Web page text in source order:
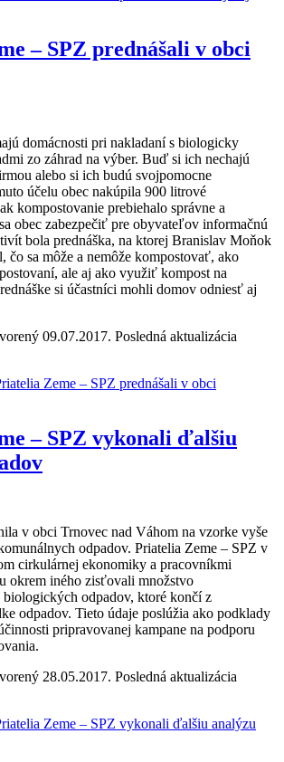
– SPZ prednášali v obci
domácnosti pri nakladaní s biologicky
zo záhrad na výber. Buď si ich nechajú
alebo si ich budú svojpomocne
účelu obec nakúpila 900 litrové
kompostovanie prebiehalo správne a
obec zabezpečiť pre obyvateľov informačnú
bola prednáška, na ktorej Branislav Moňok
čo sa môže a nemôže kompostovať, ako
ale aj ako využiť kompost na
si účastníci mohli domov odniesť aj
09.07.2017. Posledná aktualizácia
Zeme – SPZ prednášali v obci
– SPZ vykonali ďalšiu
v obci Trnovec nad Váhom na vzorke vyše
odpadov. Priatelia Zeme – SPZ v
cirkulárnej ekonomiky a pracovníkmi
okrem iného zisťovali množstvo
odpadov, ktoré končí z
odpadov. Tieto údaje poslúžia ako podklady
pripravovanej kampane na podporu
28.05.2017. Posledná aktualizácia
Zeme – SPZ vykonali ďalšiu analýzu